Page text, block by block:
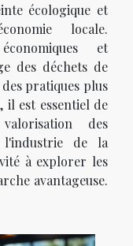
écologique et
locale.
et
des déchets de
pratiques plus
il est essentiel de
des
l'industrie de la
à explorer les
avantageuse.